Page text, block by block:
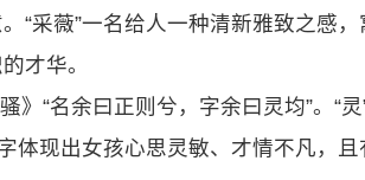
“采薇”一名给人一种清新雅致之感
才华。
》“名余曰正则兮，字余曰灵均”。“
体现出女孩心思灵敏、才情不凡，